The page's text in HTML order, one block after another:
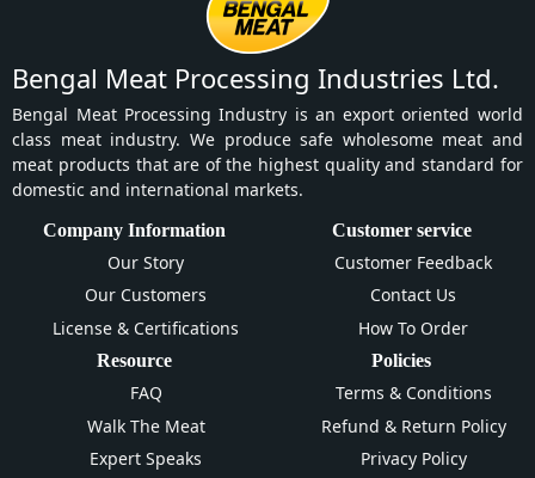
Bengal Meat Processing Industries Ltd.
Bengal Meat Processing Industry is an export oriented world
class meat industry. We produce safe wholesome meat and
meat products that are of the highest quality and standard for
domestic and international markets.
Company Information
Our Story
Our Customers
License & Certifications
Customer service
Customer Feedback
Contact Us
How To Order
Resource
FAQ
Walk The Meat
Expert Speaks
Policies
Terms & Conditions
Refund & Return Policy
Privacy Policy